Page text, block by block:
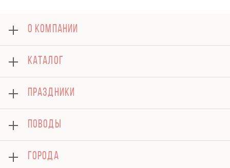
О КОМПАНИИ
Оплата
Отзывы
Блог
Гарантии
Доставка
Вопросы и ответы
Политика конфиденциальности
КАТАЛОГ
Букеты
Композиции
Подарки
Хризантемы
Комбо-предложения
Тюльпаны
ПРАЗДНИКИ
14 февраля
День матери
1 сентября
День учителя
ПОВОДЫ
ГОРОДА